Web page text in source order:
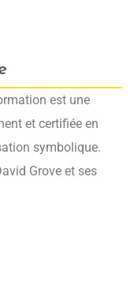
est une
et certifiée en
symbolique.
Grove et ses